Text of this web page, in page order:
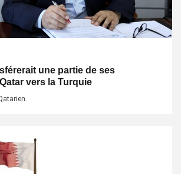
une partie de ses
vers la Turquie